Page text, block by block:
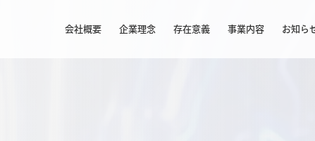
会社概要 企業理念 存在意義 事業内容 お知ら